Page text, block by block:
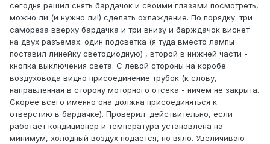
сегодня решил снять бардачок и своими глазами посмотреть,
можно ли (и нужно ли!) сделать охлаждение. По порядку: три
самореза вверху бардачка и три внизу и барждачок виснет
на двух разъемах: один подсветка (я туда вместо лампы
поставил линейку светодиодную) , второй в нижней части -
кнопка выключения света. С левой стороны на коробе
воздуховода видно присоединение трубок (к слову,
направленная в сторону моторного отсека - ничем не закрыта.
Скорее всего именно она должна присоединяться к
отверстию в бардачке). Проверил: действительно, если
работает кондиционер и температура установлена на
минимум, холодный воздух подается, но вяло. Увеличиваю